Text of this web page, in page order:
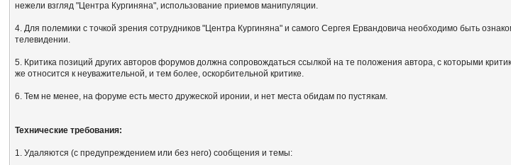
нежели взгляд "Центра Кургиняна", использование приемов манипуляции.
4. Для полемики с точкой зрения сотрудников "Центра Кургиняна" и самого Сергея Ервандовича необходимо быть
телевидении.
5. Критика позиций других авторов форумов должна сопровождаться ссылкой на те положения автора, с которыми
же относится к неуважительной, и тем более, оскорбительной критике.
6. Тем не менее, на форуме есть место дружеской иронии, и нет места обидам по пустякам.
Технические требования:
1. Удаляются (с предупреждением или без него) сообщения и темы: